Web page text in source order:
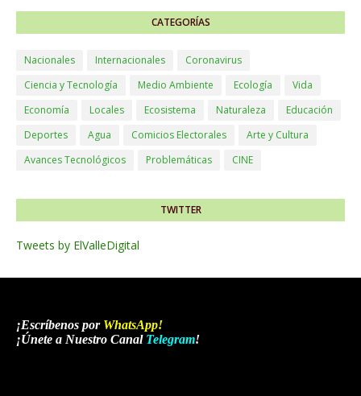
CATEGORÍAS
Nacionales Internacionales
Coronavirus
Ciencia y Tecnología
Medio Ambiente Ecología
Vida
Economía
Locales Ecosistema Naturaleza
Educación
Deportes
Agua Comicios Electorales
Arte y Cultura
Avances Tecnológicos
Problemáticas CINE
TWITTER
Tweets by ElValleDigital
¡Escríbenos por WhatsApp!
¡Únete a Nuestro Canal Telegram!